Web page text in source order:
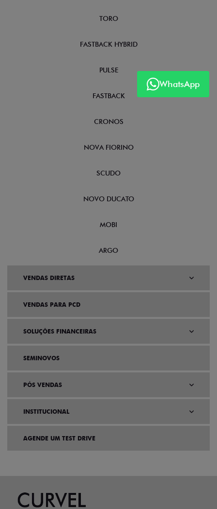
WhatsApp
TORO
FASTBACK HYBRID
PULSE
FASTBACK
CRONOS
NOVA FIORINO
SCUDO
NOVO DUCATO
MOBI
ARGO
VENDAS DIRETAS
VENDAS PARA PCD
SOLUÇÕES FINANCEIRAS
SEMINOVOS
PÓS VENDAS
INSTITUCIONAL
AGENDE UM TEST DRIVE